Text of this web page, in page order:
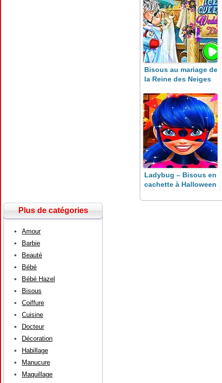
Bisous au mariage de
la Reine des Neiges
Ladybug – Bisous en
cachette à Halloween
Plus de catégories
Amour
Barbie
Beauté
Bébé
Bébé Hazel
Bisous
Coiffure
Cuisine
Docteur
Décoration
Habillage
Manucure
Maquillage